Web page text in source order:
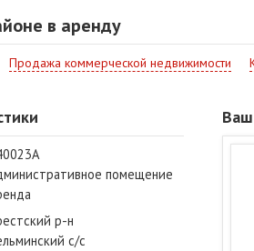
в аренду
Продажа коммерческой недвижимости
помещение
р-н
с/с